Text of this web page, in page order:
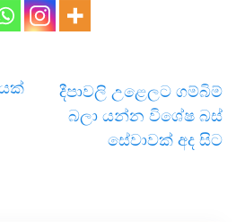
දීපාවලි උළෙලට ගම්බිම්
බලා යන්න විශේෂ බස්
සේවා­වක් අද සිට